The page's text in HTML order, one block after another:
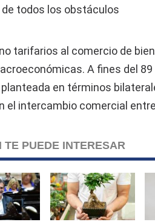
todos los obstáculos
tarifarios al comercio de
A fines del
en términos
el intercambio comercial entre
TE PUEDE INTERESAR